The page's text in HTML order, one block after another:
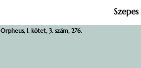
Orpheus, I. kötet, 3. szám, 276.